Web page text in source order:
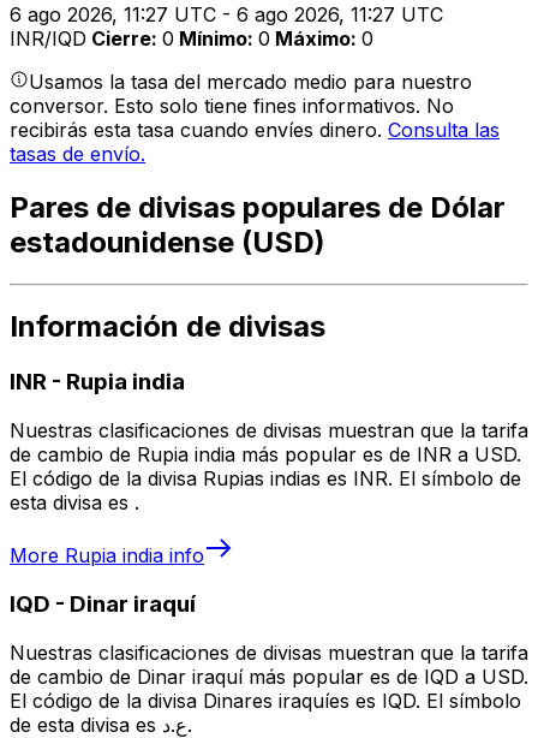
6 ago 2026, 11:27 UTC - 6 ago 2026, 11:27 UTC
INR/IQD Cierre: 0 Mínimo: 0 Máximo: 0
Usamos la tasa del mercado medio para nuestro
conversor. Esto solo tiene fines informativos. No
recibirás esta tasa cuando envíes dinero. Consulta las
tasas de envío.
Pares de divisas populares de Dólar
estadounidense (USD)
Información de divisas
INR - Rupia india
Nuestras clasificaciones de divisas muestran que la tarifa
de cambio de Rupia india más popular es de INR a USD.
El código de la divisa Rupias indias es INR. El símbolo de
esta divisa es ₹.
More Rupia india info
IQD - Dinar iraquí
Nuestras clasificaciones de divisas muestran que la tarifa
de cambio de Dinar iraquí más popular es de IQD a USD.
El código de la divisa Dinares iraquíes es IQD. El símbolo
de esta divisa es ع.د.